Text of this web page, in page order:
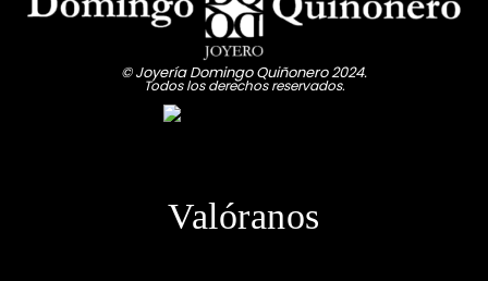
RELOJES TOUS
RELOJES VICTORINOX© Joyería Domingo Quiñonero 2024.
Todos los derechos reservados.
Valóranos